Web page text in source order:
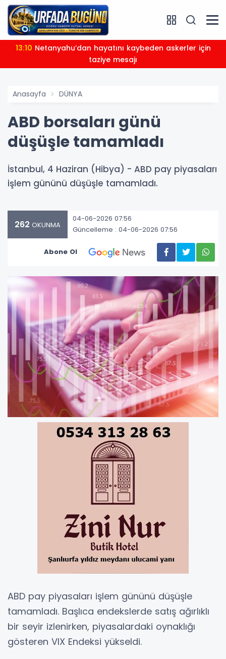
13:10
taziye mesajı
Anasayfa DÜNYA
ABD borsaları günü
düşüşle tamamladı
İstanbul, 4 Haziran (Hibya) - ABD pay piyasaları
işlem gününü düşüşle tamamladı.
262 OKUNMA
04-06-2026 07:56
Güncelleme : 04-06-2026 07:56
Abone Ol
ABD pay piyasaları işlem gününü düşüşle
tamamladı. Başlıca endekslerde satış ağırlıklı
bir seyir izlenirken, piyasalardaki oynaklığı
gösteren VIX Endeksi yükseldi.